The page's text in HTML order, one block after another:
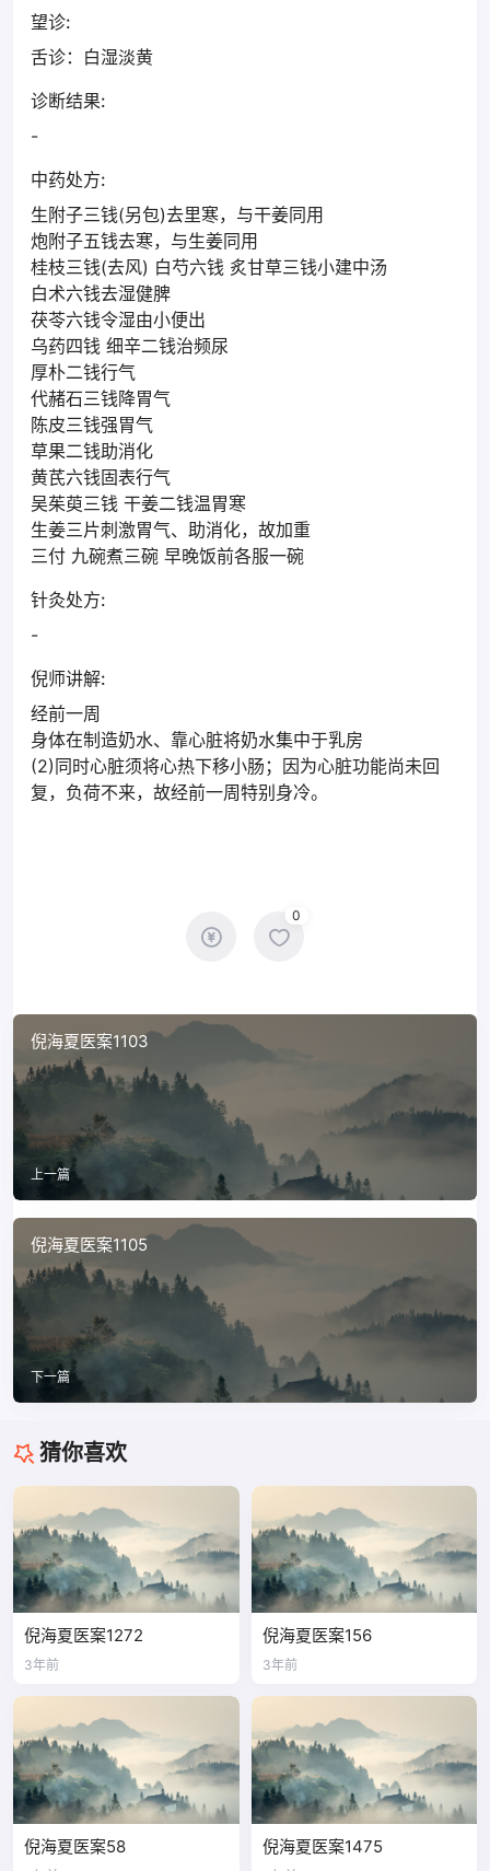
望诊:
舌诊：白湿淡黄
诊断结果:
-
中药处方:
生附子三钱(另包)去里寒，与干姜同用
炮附子五钱去寒，与生姜同用
桂枝三钱(去风) 白芍六钱 炙甘草三钱小建中汤
白术六钱去湿健脾
茯苓六钱令湿由小便出
乌药四钱 细辛二钱治频尿
厚朴二钱行气
代赭石三钱降胃气
陈皮三钱强胃气
草果二钱助消化
黄芪六钱固表行气
吴茱萸三钱 干姜二钱温胃寒
生姜三片刺激胃气、助消化，故加重
三付 九碗煮三碗 早晚饭前各服一碗
针灸处方:
-
倪师讲解:
经前一周
身体在制造奶水、靠心脏将奶水集中于乳房
(2)同时心脏须将心热下移小肠；因为心脏功能尚未回
复，负荷不来，故经前一周特别身冷。
0
倪海夏医案1103
上一篇
倪海夏医案1105
下一篇
猜你喜欢
倪海夏医案1272
3年前
倪海夏医案156
3年前
倪海夏医案58 倪海夏医案1475